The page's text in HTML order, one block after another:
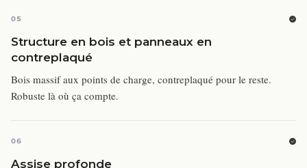
05
Structure en bois et panneaux en
contreplaqué
Bois massif aux points de charge, contreplaqué pour le reste.
Robuste là où ça compte.
06
Assise profonde